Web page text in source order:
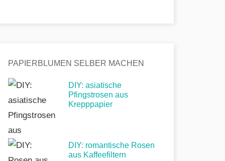
PAPIERBLUMEN SELBER MACHEN
DIY: asiatische
Pfingstrosen aus
Krepppapier
DIY: romantische Rosen
aus Kaffeefiltern